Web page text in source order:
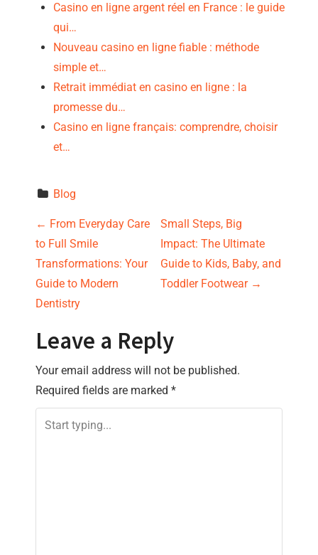
Casino en ligne argent réel en France : le guide
qui…
Nouveau casino en ligne fiable : méthode
simple et…
Retrait immédiat en casino en ligne : la
promesse du…
Casino en ligne français: comprendre, choisir
et…
Blog
P
o
s
t
n
a
v
← From Everyday Care
to Full Smile
Transformations: Your
Guide to Modern
Dentistry
Small Steps, Big
Impact: The Ultimate
Guide to Kids, Baby, and
Toddler Footwear →
Leave a Reply
Your email address will not be published.
Required fields are marked *